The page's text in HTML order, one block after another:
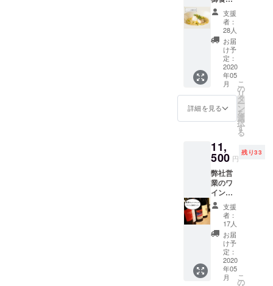
い黒ト
リュフ
のリ
ゾット
・デ
ザート
・お茶
菓子
「名物
バック
ブレ
ゼ」 ナ
いほど
柔らか
く煮込
んだス
ペアリ
ブを目
の前で
お取り
分けし
て、特
製の
ソース3
種類で
召し上
い黒ト
リュフ
のリ
ゾット
を組み
込んだ
全7品の
特別
コース
に乾杯
用のス
けした
コース
となり
ます。
コース
内容：
・乾杯
用のス
パーク
リング
（ノン
アル
コール
に変更
も可）
で購入
いただ
けま
す。 赤
ワイン
もしく
は白ワ
インが
お苦手
な方に
は赤
もお選
び頂け
ます。
備考欄
に「白
２本希
望」も
しくは
「赤２
本希
望」と
ご記入
くださ
い。 ※
配送は
券で
す。
ヴィ
ヴァッ
カスで
使える
お食事
券を
12000
円分を
10000
円にて
お届け
ます。
(おつり
は出ま
せん) 有
効期
限：
2020年
12月20
メール
アドレ
スは間
違えな
くご入
力くだ
支援
者：
28人
お届
け予
定：
2020
年05
月
詳細を見る
こ
の
リ
タ
ー
ン
を
選
択
す
る
11,
500 円
残り33
弊社営
業のワ
イン
ショッ
プ「ボ
ンアミ
コ」よ
り紅白
+スパー
クリン
グワイ
ンの3本
支援
者：
17人
お届
け予
定：
2020
年05
月
こ
の